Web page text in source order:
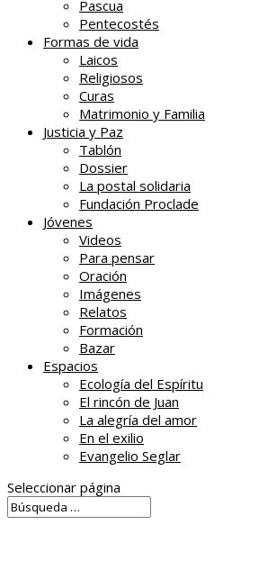
Pascua
Pentecostés
Formas de vida
Laicos
Religiosos
Curas
Matrimonio y Familia
Justicia y Paz
Tablón
Dossier
La postal solidaria
Fundación Proclade
Jóvenes
Videos
Para pensar
Oración
Imágenes
Relatos
Formación
Bazar
Espacios
Ecología del Espíritu
El rincón de Juan
La alegría del amor
En el exilio
Evangelio Seglar
Seleccionar página